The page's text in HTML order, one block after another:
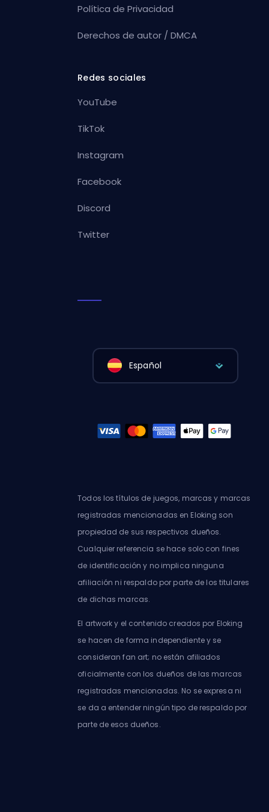
Política de Privacidad
Derechos de autor / DMCA
Redes sociales
YouTube
TikTok
Instagram
Facebook
Discord
Twitter
Español
Todos los títulos de juegos, marcas y marcas
registradas mencionadas en Eloking son
propiedad de sus respectivos dueños.
Cualquier referencia se hace solo con fines
de identificación y no implica ninguna
afiliación ni respaldo por parte de los titulares
de dichas marcas.
El artwork y el contenido creados por Eloking
se hacen de forma independiente y se
consideran fan art; no están afiliados
oficialmente con los dueños de las marcas
registradas mencionadas. No se expresa ni
se da a entender ningún tipo de respaldo por
parte de esos dueños.